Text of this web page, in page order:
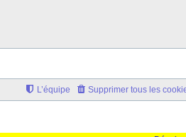
Supprimer tous les
L’équipe